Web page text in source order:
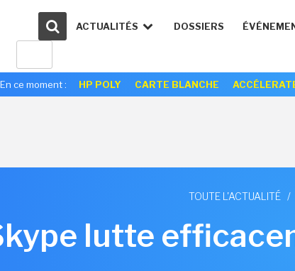
ACTUALITÉS DOSSIERS
En ce moment : HP POLY CARTE BLANCHE
TOUTE L'ACTUALITÉ /
lutte